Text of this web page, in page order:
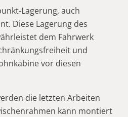
Lagerung, auch
Diese Lagerung des
dem Fahrwerk
und
vor diesen
die letzten Arbeiten
kann montiert